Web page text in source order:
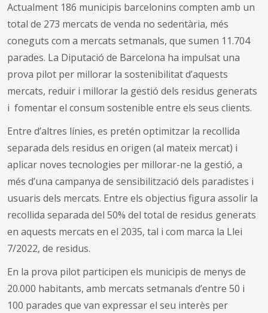
Actualment 186 municipis barcelonins compten amb un
total de 273 mercats de venda no sedentària, més
coneguts com a mercats setmanals, que sumen 11.704
parades. La Diputació de Barcelona ha impulsat una
prova pilot per millorar la sostenibilitat d’aquests
mercats, reduir i millorar la gestió dels residus generats
i fomentar el consum sostenible entre els seus clients.
Entre d’altres línies, es pretén optimitzar la recollida
separada dels residus en origen (al mateix mercat) i
aplicar noves tecnologies per millorar-ne la gestió, a
més d’una campanya de sensibilització dels paradistes i
usuaris dels mercats. Entre els objectius figura assolir la
recollida separada del 50% del total de residus generats
en aquests mercats en el 2035, tal i com marca la Llei
7/2022, de residus.
En la prova pilot participen els municipis de menys de
20.000 habitants, amb mercats setmanals d’entre 50 i
100 parades que van expressar el seu interès per